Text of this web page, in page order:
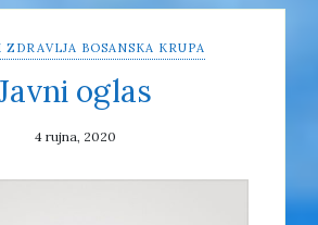
ZDRAVLJA BOSANSKA KRUPA
oglas
4 rujna, 2020